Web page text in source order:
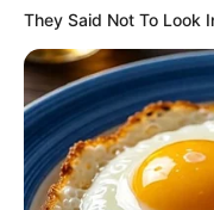
They Said Not To Look